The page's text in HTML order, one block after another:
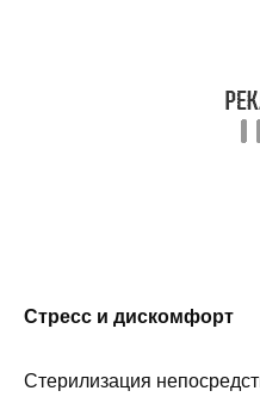
Стресс и дискомфорт
Стерилизация